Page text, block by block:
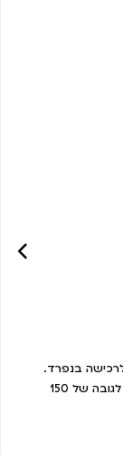
בנפרד.
מקל טלסקופי עשוי נירוסטה אל-חלד, נפתח עד לגובה של 150